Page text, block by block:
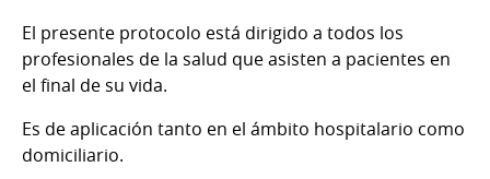
El presente protocolo está dirigido a todos los
profesionales de la salud que asisten a pacientes en
el final de su vida.
Es de aplicación tanto en el ámbito hospitalario como
domiciliario.